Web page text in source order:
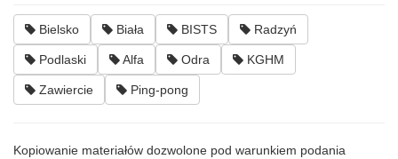
Bielsko Biała BISTS Radzyń
Podlaski Alfa Odra KGHM
Zawiercie Ping-pong
Kopiowanie materiałów dozwolone pod warunkiem podania